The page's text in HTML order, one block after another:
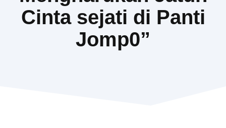
Cinta sejati di Panti
Jomp0”